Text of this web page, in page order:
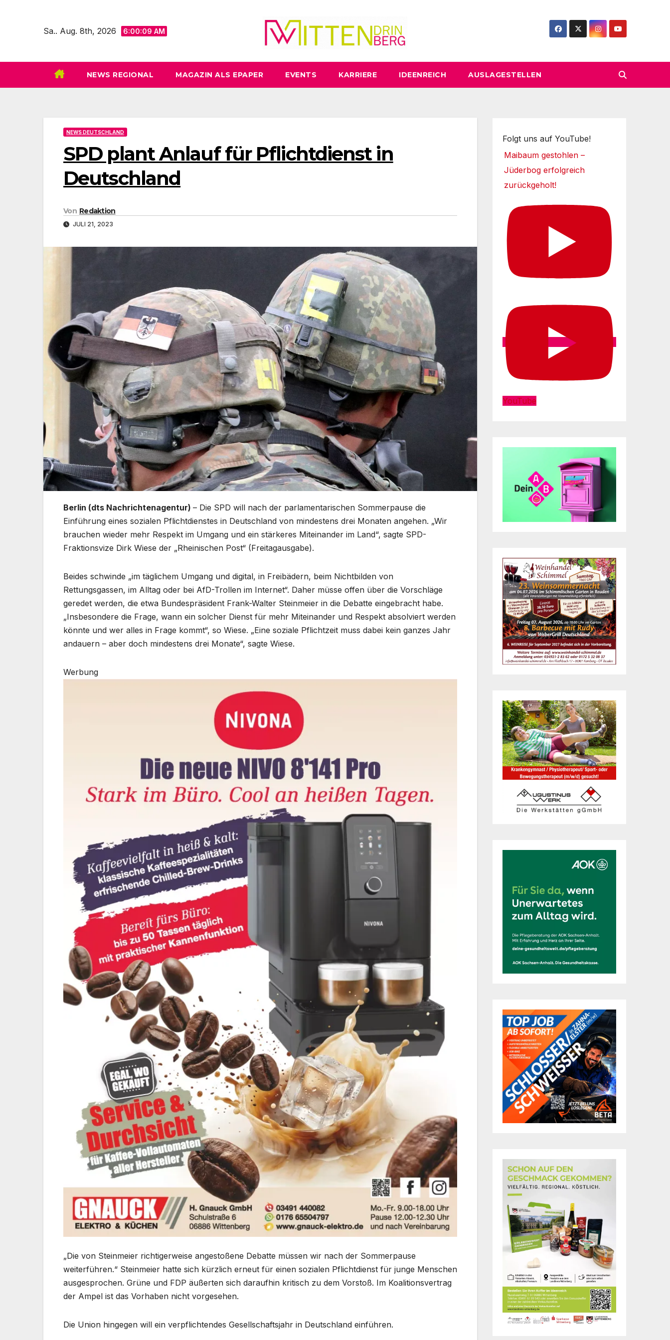
Sa.. Aug. 8th, 2026 6:00:10 AM
NEWS REGIONAL MAGAZIN ALS EPAPER EVENTS KARRIERE IDEENREICH AUSLAGESTELLEN
NEWS DEUTSCHLAND
SPD plant Anlauf für Pflichtdienst in
Deutschland
Von Redaktion
JULI 21, 2023
Berlin (dts Nachrichtenagentur) – Die SPD will nach der parlamentarischen Sommerpause die
Einführung eines sozialen Pflichtdienstes in Deutschland von mindestens drei Monaten angehen. „Wir
brauchen wieder mehr Respekt im Umgang und ein stärkeres Miteinander im Land“, sagte SPD-
Fraktionsvize Dirk Wiese der „Rheinischen Post“ (Freitagausgabe).
Beides schwinde „im täglichem Umgang und digital, in Freibädern, beim Nichtbilden von
Rettungsgassen, im Alltag oder bei AfD-Trollen im Internet“. Daher müsse offen über die Vorschläge
geredet werden, die etwa Bundespräsident Frank-Walter Steinmeier in die Debatte eingebracht habe.
„Insbesondere die Frage, wann ein solcher Dienst für mehr Miteinander und Respekt absolviert werden
könnte und wer alles in Frage kommt“, so Wiese. „Eine soziale Pflichtzeit muss dabei kein ganzes Jahr
andauern – aber doch mindestens drei Monate“, sagte Wiese.
Werbung
„Die von Steinmeier richtigerweise angestoßene Debatte müssen wir nach der Sommerpause
weiterführen.“ Steinmeier hatte sich kürzlich erneut für einen sozialen Pflichtdienst für junge Menschen
ausgesprochen. Grüne und FDP äußerten sich daraufhin kritisch zu dem Vorstoß. Im Koalitionsvertrag
der Ampel ist das Vorhaben nicht vorgesehen.
Die Union hingegen will ein verpflichtendes Gesellschaftsjahr in Deutschland einführen.
Folgt uns auf YouTube!
Maibaum gestohlen –
Jüderbog erfolgreich
zurückgeholt!
YouTube